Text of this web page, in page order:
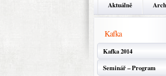
Aktuálně
Kafka
Kafka 2014
Seminář – Program